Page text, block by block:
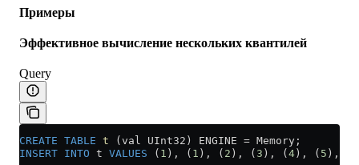
Примеры
Эффективное вычисление нескольких квантилей
Query
CREATE TABLE t (val UInt32) ENGINE = Memory;
INSERT INTO t VALUES ( 1 ), ( 1 ), ( 2 ), ( 3 ), ( 4 ), ( 5 ), (